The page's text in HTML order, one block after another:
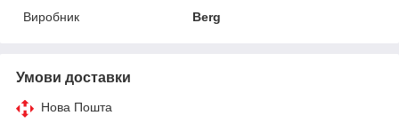
Виробник
Berg
Умови доставки
Нова Пошта